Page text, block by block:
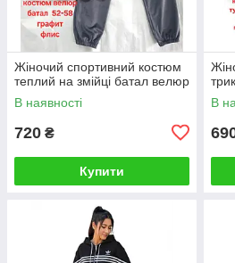
Жіночий спортивний костюм
теплий на змійці батал велюр
В наявності
720 ₴
Купити
В